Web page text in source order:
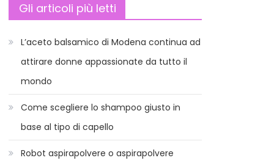
Gli articoli più letti
L’aceto balsamico di Modena continua ad
attirare donne appassionate da tutto il
mondo
Come scegliere lo shampoo giusto in
base al tipo di capello
Robot aspirapolvere o aspirapolvere